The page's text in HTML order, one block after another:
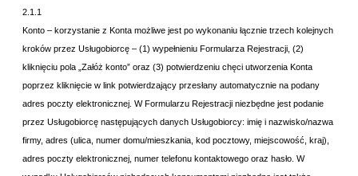
2.1.1
Konto – korzystanie z Konta możliwe jest po wykonaniu łącznie trzech kolejnych
kroków przez Usługobiorcę – (1) wypełnieniu Formularza Rejestracji, (2)
kliknięciu pola „Załóż konto” oraz (3) potwierdzeniu chęci utworzenia Konta
poprzez kliknięcie w link potwierdzający przesłany automatycznie na podany
adres poczty elektronicznej. W Formularzu Rejestracji niezbędne jest podanie
przez Usługobiorcę następujących danych Usługobiorcy: imię i nazwisko/nazwa
firmy, adres (ulica, numer domu/mieszkania, kod pocztowy, miejscowość, kraj),
adres poczty elektronicznej, numer telefonu kontaktowego oraz hasło. W